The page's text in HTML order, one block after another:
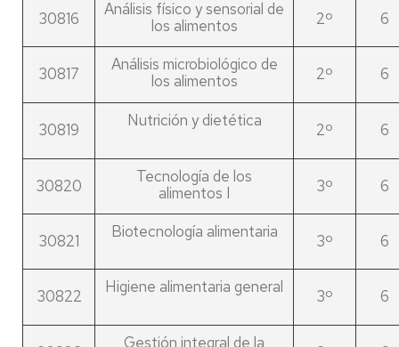
30816
Análisis físico y sensorial de
los alimentos
2º 6
30817
Análisis microbiológico de
los alimentos
2º 6
30819 Nutrición y dietética 2º 6
30820
Tecnología de los
alimentos I
3º 6
30821 Biotecnología alimentaria 3º 6
30822 Higiene alimentaria general 3º 6
Gestión integral de la